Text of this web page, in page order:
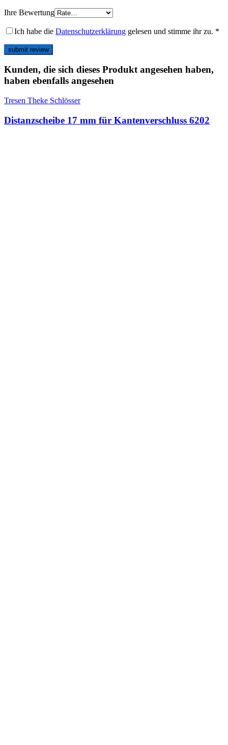
Ihre Bewertung
Ich habe die Datenschutzerklärung gelesen und stimme ihr zu. *
Kunden, die sich dieses Produkt angesehen haben,
haben ebenfalls angesehen
Tresen Theke Schlösser
Distanzscheibe 17 mm für Kantenverschluss 6202